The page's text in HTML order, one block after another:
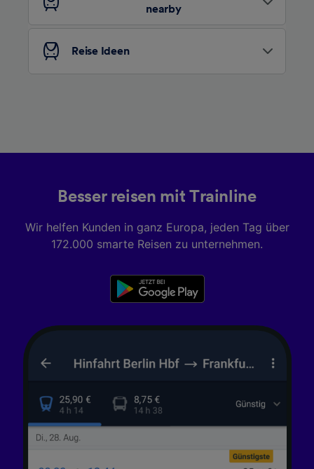
nearby
Reise Ideen
Besser reisen mit Trainline
Wir helfen Kunden in ganz Europa, jeden Tag über
172.000 smarte Reisen zu unternehmen.
Liste der Partner (Lieferanten)